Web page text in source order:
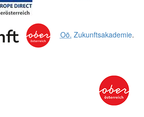
Oö. Zukunftsakademie.